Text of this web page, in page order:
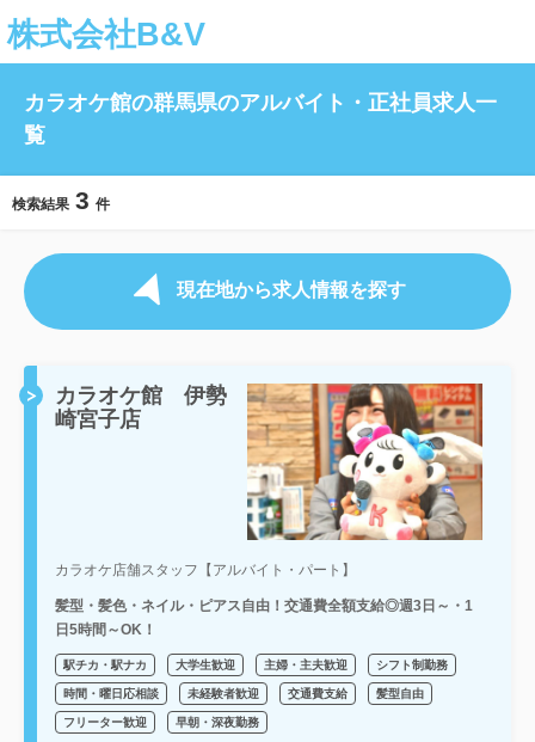
株式会社B&V
カラオケ館の群馬県のアルバイト・正社員求人一
覧
検索結果 3 件
現在地から求人情報を探す
カラオケ館 伊勢
崎宮子店
カラオケ店舗スタッフ【アルバイト・パート】
髪型・髪色・ネイル・ピアス自由！交通費全額支給◎週3日～・1
日5時間～OK！
駅チカ・駅ナカ 大学生歓迎 主婦・主夫歓迎 シフト制勤務
時間・曜日応相談 未経験者歓迎 交通費支給 髪型自由
フリーター歓迎 早朝・深夜勤務